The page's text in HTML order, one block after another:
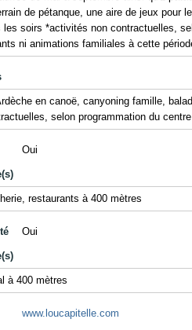
de pétanque, une aire de jeux pour
soirs *activités non contractuelles,
ni animations familiales à cette
en canoë, canyoning famille,
selon programmation du
Oui
restaurants à 400 mètres
Oui
à 400 mètres
www.loucapitelle.com